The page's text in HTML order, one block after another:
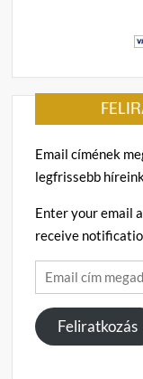
Email címének
legfrissebb
Enter your email
receive
Email
cím
megadása
Feliratkozás